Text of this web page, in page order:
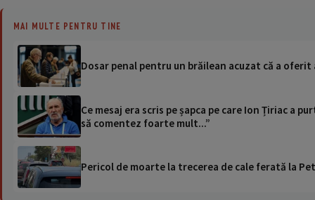
MAI MULTE PENTRU TINE
Dosar penal pentru un brăilean acuzat că a
Ce mesaj era scris pe șapca pe care Ion Țiriac
să comentez foarte mult...”
Pericol de moarte la trecerea de cale ferată la